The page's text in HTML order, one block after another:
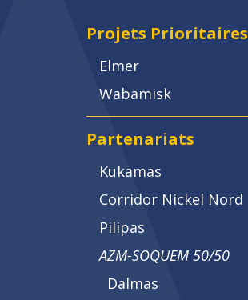
Projets Prioritaires
Elmer
Wabamisk
Partenariats
Kukamas
Corridor Nickel Nord
Pilipas
AZM-SOQUEM 50/50
Dalmas